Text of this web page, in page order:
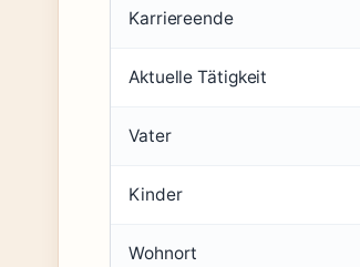
Karriereende
Aktuelle Tätigkeit
Vater
Kinder
Wohnort